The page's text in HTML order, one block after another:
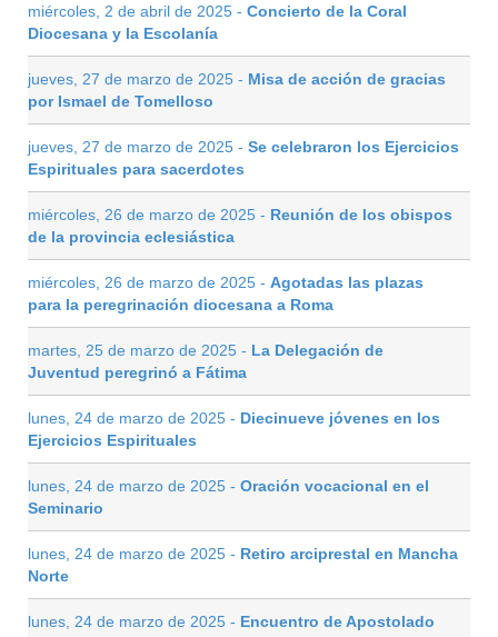
miércoles, 2 de abril de 2025 - Concierto de la Coral
Diocesana y la Escolanía
jueves, 27 de marzo de 2025 - Misa de acción de gracias
por Ismael de Tomelloso
jueves, 27 de marzo de 2025 - Se celebraron los Ejercicios
Espirituales para sacerdotes
miércoles, 26 de marzo de 2025 - Reunión de los obispos
de la provincia eclesiástica
miércoles, 26 de marzo de 2025 - Agotadas las plazas
para la peregrinación diocesana a Roma
martes, 25 de marzo de 2025 - La Delegación de
Juventud peregrinó a Fátima
lunes, 24 de marzo de 2025 - Diecinueve jóvenes en los
Ejercicios Espirituales
lunes, 24 de marzo de 2025 - Oración vocacional en el
Seminario
lunes, 24 de marzo de 2025 - Retiro arciprestal en Mancha
Norte
lunes, 24 de marzo de 2025 - Encuentro de Apostolado